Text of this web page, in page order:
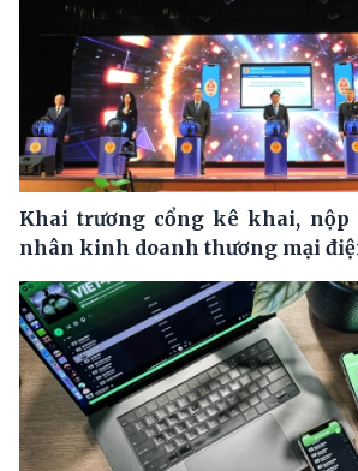
Khai trương cổng kê khai, nộp
nhân kinh doanh thương mại